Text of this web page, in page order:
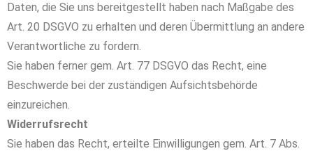
Daten, die Sie uns bereitgestellt haben nach Maßgabe des
Art. 20 DSGVO zu erhalten und deren Übermittlung an andere
Verantwortliche zu fordern.
Sie haben ferner gem. Art. 77 DSGVO das Recht, eine
Beschwerde bei der zuständigen Aufsichtsbehörde
einzureichen.
Widerrufsrecht
Sie haben das Recht, erteilte Einwilligungen gem. Art. 7 Abs.